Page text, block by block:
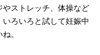
ストレッチ、体操など
ろいろと試して妊娠中
。